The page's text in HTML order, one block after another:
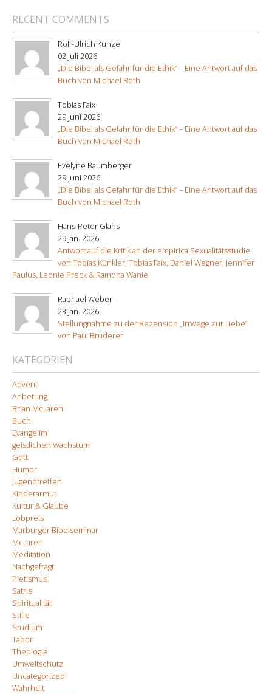
RECENT COMMENTS
Rolf-Ulrich Kunze
02 Juli 2026
„Die Bibel als Gefahr für die Ethik“ – Eine Antwort auf das
Buch von Michael Roth
Tobias Faix
29 Juni 2026
„Die Bibel als Gefahr für die Ethik“ – Eine Antwort auf das
Buch von Michael Roth
Evelyne Baumberger
29 Juni 2026
„Die Bibel als Gefahr für die Ethik“ – Eine Antwort auf das
Buch von Michael Roth
Hans-Peter Glahs
29 Jan. 2026
Antwort auf die Kritik an der empirica Sexualitätsstudie
von Tobias Künkler, Tobias Faix, Daniel Wegner, Jennifer
Paulus, Leonie Preck & Ramona Wanie
Raphael Weber
23 Jan. 2026
Stellungnahme zu der Rezension „Irrwege zur Liebe“
von Paul Bruderer
KATEGORIEN
Advent
Anbetung
Brian McLaren
Buch
Evangelim
geistlichen Wachstum
Gott
Humor
Jugendtreffen
Kinderarmut
Kultur & Glaube
Lobpreis
Marburger Bibelseminar
McLaren
Meditation
Nachgefragt
Pietismus
Satrie
Spiritualität
Stille
Studium
Tabor
Theologie
Umweltschutz
Uncategorized
Wahrheit